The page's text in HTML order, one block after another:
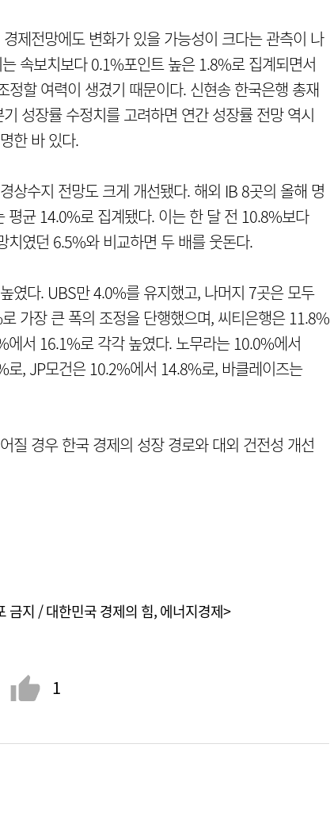
제전망에도 변화가 있을 가능성이 크다는 관측이 나
속보치보다 0.1%포인트 높은 1.8%로 집계되면서
할 여력이 생겼기 때문이다. 신현송 한국은행 총재
성장률 수정치를 고려하면 연간 성장률 전망 역시
한 바 있다.
상수지 전망도 크게 개선됐다. 해외 IB 8곳의 올해 명
평균 14.0%로 집계됐다. 이는 한 달 전 10.8%보다
였던 6.5%와 비교하면 두 배를 웃돈다.
였다. UBS만 4.0%를 유지했고, 나머지 7곳은 모두
가장 큰 폭의 조정을 단행했으며, 씨티은행은 11.8%
서 16.1%로 각각 높였다. 노무라는 10.0%에서
, JP모건은 10.2%에서 14.8%로, 바클레이즈는
질 경우 한국 경제의 성장 경로와 대외 건전성 개선
지 / 대한민국 경제의 힘, 에너지경제>
1